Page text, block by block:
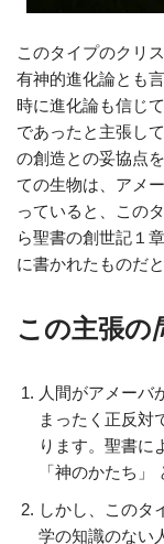
このタイプのクリ
有神的進化論とも
時に進化論も信じ
であったと主張し
の創造との妥協点
ての生物は、アメ
っていると、この
ら聖書の創世記１
に書かれたものだ
この主張の
人間がアメーバ
まったく正反対
ります。聖書に
「神のかたち」
しかし、このタ
学の知識のない